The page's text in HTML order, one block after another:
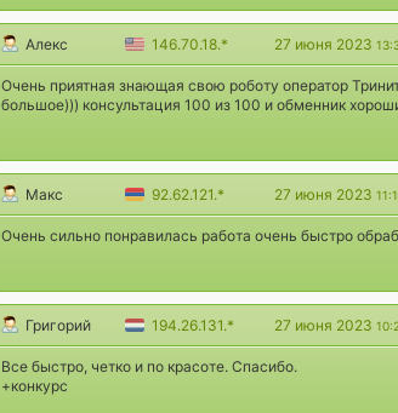
Алекс 146.70.18.* 27 июня 2023
Очень приятная знающая свою роботу оператор
большое))) консультация 100 из 100 и обменник
Макс 92.62.121.* 27 июня 2023
Очень сильно понравилась работа очень быстро
Григорий 194.26.131.* 27 июня 2023
Все быстро, четко и по красоте. Спасибо.
+конкурс